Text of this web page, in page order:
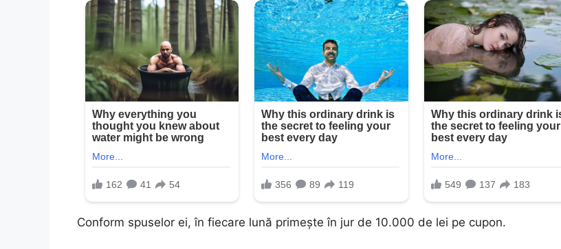
Conform spuselor ei, în fiecare lună primeşte în jur de 10.000 de lei pe cupon.